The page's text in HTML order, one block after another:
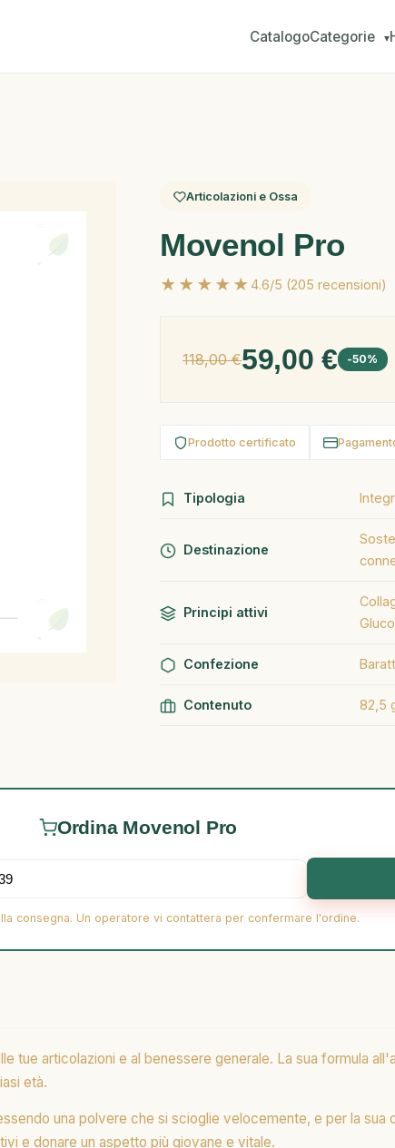
CatalogoCategorie ▾
Articolazioni e Ossa
Movenol Pro
★★★★★4.6/5 (205 recensioni)
118,00 €59,00 € -50%
Prodotto certificato
Tipologia
Destinazione
Principi attivi
Confezione
Contenuto 82,5
Ordina Movenol Pro
consegna. Un operatore vi contattera per confermare l'ordine.
tue articolazioni e al benessere generale. La sua formula
età.
una polvere che si scioglie velocemente, e per la sua
e donare un aspetto più giovane e vitale.